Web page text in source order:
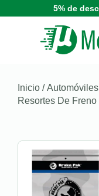
5% de
Inicio /Automóviles
Resortes De